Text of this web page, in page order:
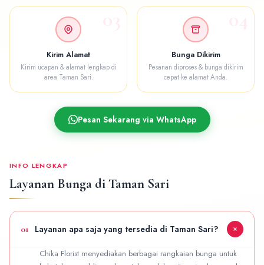
Kirim Alamat
Kirim ucapan & alamat lengkap di
area Taman Sari.
Bunga Dikirim
Pesanan diproses & bunga dikirim
cepat ke alamat Anda.
Pesan Sekarang via WhatsApp
INFO LENGKAP
Layanan Bunga di Taman Sari
01 Layanan apa saja yang tersedia di Taman Sari?
Chika Florist menyediakan berbagai rangkaian bunga untuk